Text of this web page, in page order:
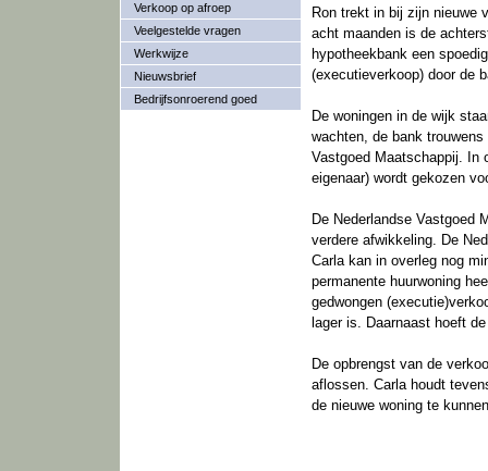
Verkoop op afroep
Veelgestelde vragen
Werkwijze
Nieuwsbrief
Bedrijfsonroerend goed
Ron trekt in bij zijn nieuwe
acht maanden is de
hypotheekbank een
(executieverkoop) door de
De woningen in de wijk
wachten, de bank
Vastgoed Maatschappij. In
eigenaar) wordt gekozen
De Nederlandse Vastgoed
verdere afwikkeling. De
Carla kan in overleg nog
permanente huurwoning
gedwongen
lager is. Daarnaast hoeft
De opbrengst van de
aflossen. Carla houdt
de nieuwe woning te